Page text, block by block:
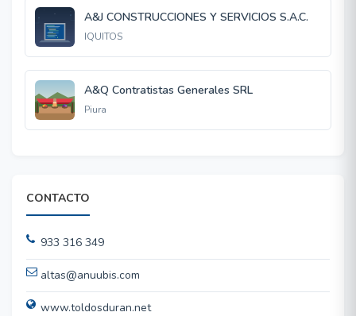
A&J CONSTRUCCIONES Y SERVICIOS S.A.C.
IQUITOS
A&Q Contratistas Generales SRL
Piura
CONTACTO
933 316 349
altas@anuubis.com
www.toldosduran.net